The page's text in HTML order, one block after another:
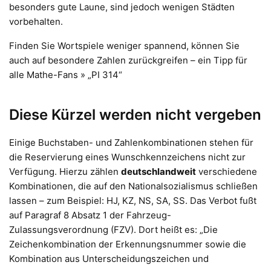
besonders gute Laune, sind jedoch wenigen Städten
vorbehalten.
Finden Sie Wortspiele weniger spannend, können Sie
auch auf besondere Zahlen zurückgreifen – ein Tipp für
alle Mathe-Fans » „PI 314“
Diese Kürzel werden nicht vergeben
Einige Buchstaben- und Zahlenkombinationen stehen für
die Reservierung eines Wunschkennzeichens nicht zur
Verfügung. Hierzu zählen deutschlandweit verschiedene
Kombinationen, die auf den Nationalsozialismus schließen
lassen – zum Beispiel: HJ, KZ, NS, SA, SS. Das Verbot fußt
auf Paragraf 8 Absatz 1 der Fahrzeug-
Zulassungsverordnung (FZV). Dort heißt es: „Die
Zeichenkombination der Erkennungsnummer sowie die
Kombination aus Unterscheidungszeichen und